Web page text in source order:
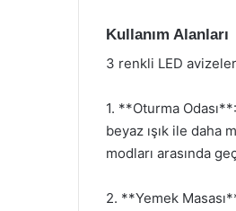
Kullanım Alanları
3 renkli LED
1. **Oturma
beyaz ışık ile daha
modları arasında
2. **Yemek